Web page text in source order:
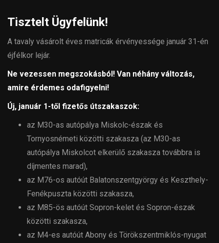
Tisztelt Ügyfelünk!
A tavaly vásárolt éves matricák érvényessége január 31-én
éjfélkor lejár.
Ne vezessen megszokásból! Van néhány változás,
amire érdemes odafigyelni!
Új, január 1-től fizetős útszakaszok:
az M30-as autópálya Miskolc-észak és
Tornyosnémeti közötti szakasza (az M30-as
autópálya Miskolcot elkerülő szakasza továbbra is
díjmentes marad),
az M76-os autóút Balatonszentgyörgy és Keszthely-
Fenékpuszta közötti szakasza,
az M85-ös autóút Sopron-kelet és Sopron-észak
közötti szakasza,
az M4-es autóút Abony és Törökszentmiklós-nyugat